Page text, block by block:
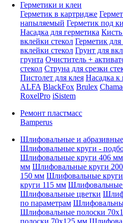
Герметики и клеи
Герметик в картридже
напыляемый Герметик под
Насадка для герметика Кисть
вклейки стекол Герметик для
вклейки стекол Грунт для
грунта Очиститель +
стекол Струна для срезки
Пистолет для клея Насадка к
ALFA BlackFox Brulex
RoxelPro iSistem
Ремонт пластмасс
Bamperus
Шлифовальные и
Шлифовальные круги -
Шлифовальные круги 406 мм
мм Шлифовальные круги
150 мм Шлифовальные
круги 115 мм Шлифовальные
Шлифовальные цветки
по параметрам
Шлифовальные полоски
полоски 70x125 мм